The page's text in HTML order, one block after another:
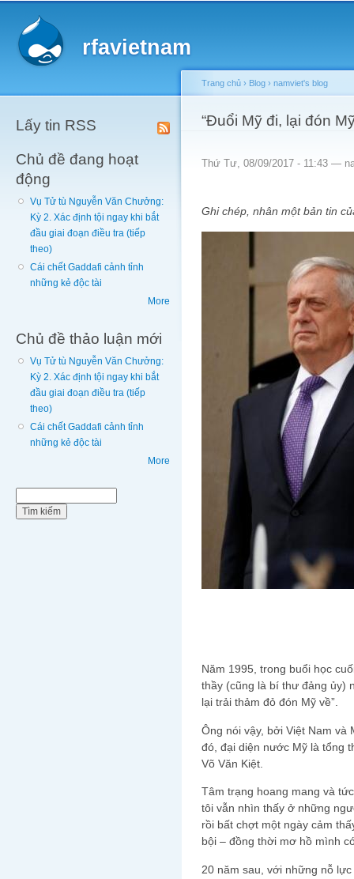
rfavietnam
Lấy tin RSS
Chủ đề đang hoạt
động
Vụ Tử tù Nguyễn Văn Chưởng:
Kỳ 2. Xác định tội ngay khi bắt
đầu giai đoạn điều tra (tiếp
theo)
Cái chết Gaddafi cảnh tỉnh
những kẻ độc tài
More
Chủ đề thảo luận mới
Vụ Tử tù Nguyễn Văn Chưởng:
Kỳ 2. Xác định tội ngay khi bắt
đầu giai đoạn điều tra (tiếp
theo)
Cái chết Gaddafi cảnh tỉnh
những kẻ độc tài
More
You are here
Trang chủ › Blog › namviet's blog
“Đuổi Mỹ đi, lại đón
Thứ Tư, 08/09/2017 - 11:43 —
Ghi chép, nhân một bản tin
Năm 1995, trong buổi học
thầy (cũng là bí thư đảng ủy)
lại trải thảm đỏ đón Mỹ về”.
Ông nói vậy, bởi Việt Nam và
đó, đại diện nước Mỹ là tổng
Võ Văn Kiệt.
Tâm trạng hoang mang và
tôi vẫn nhìn thấy ở những
rồi bất chợt một ngày cảm
bội – đồng thời mơ hồ mình
20 năm sau, với những nỗ